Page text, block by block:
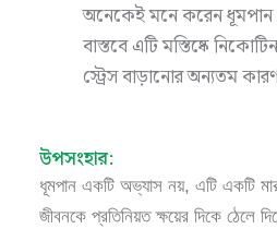
অনেকেই মনে করেন ধূমপান
বাস্তবে এটি মস্তিষ্কে
স্ট্রেস বাড়ানোর অন্যতম
উপসংহার:
ধূমপান একটি অভ্যাস নয়, এটি একটি
জীবনকে প্রতিনিয়ত ক্ষয়ের দিকে ঠেলে